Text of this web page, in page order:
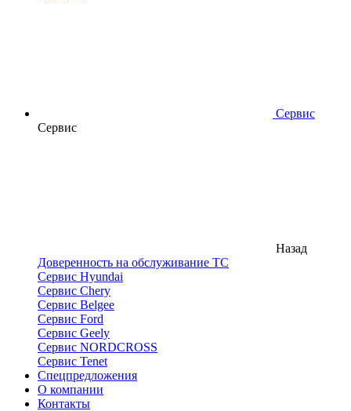
Сервис
Сервис
Назад
Доверенность на обслуживание ТС
Сервис Hyundai
Сервис Chery
Сервис Belgee
Сервис Ford
Сервис Geely
Сервис NORDCROSS
Сервис Tenet
Спецпредложения
О компании
Контакты